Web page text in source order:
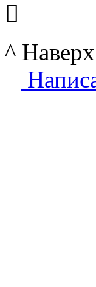

^ Наверх